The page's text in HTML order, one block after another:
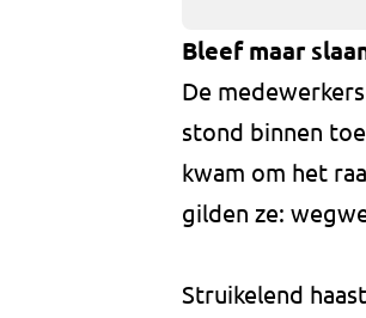
Bleef maar
De
stond binnen
kwam om het
gilden ze:
Struikelend